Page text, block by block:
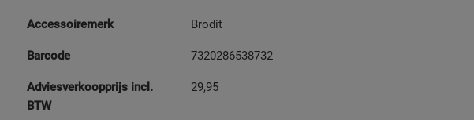
Meer
Accessoiremerk Brodit
Barcode 7320286538732
Adviesverkoopprijs incl.
BTW
29,95